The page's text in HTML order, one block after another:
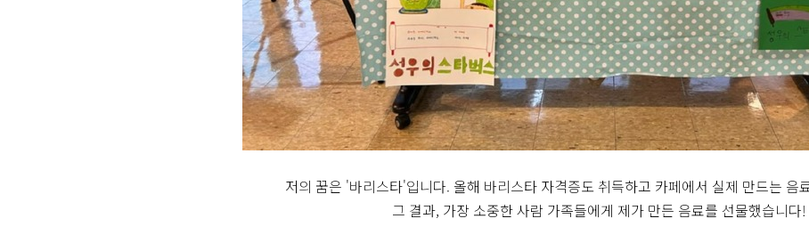
저의 꿈은 '바리스타'입니다. 올해 바리스타 자격증도 취득하고 카페에서 실제 만드는 음
그 결과, 가장 소중한 사람 가족들에게 제가 만든 음료를 선물했습니다!